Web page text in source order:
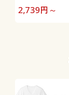
イプパジャマ
2,739円～